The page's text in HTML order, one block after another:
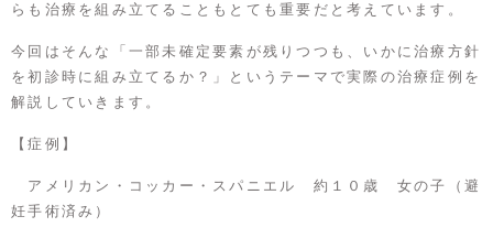
らも治療を組み立てることもとても重要だと考えています。
今回はそんな「一部未確定要素が残りつつも、いかに治療方針
を初診時に組み立てるか？」というテーマで実際の治療症例を
解説していきます。
【症例】
アメリカン・コッカー・スパニエル 約１０歳 女の子（避
妊手術済み）